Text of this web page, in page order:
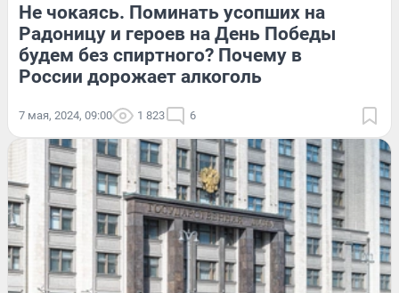
Не чокаясь. Поминать усопших на
Радоницу и героев на День Победы
будем без спиртного? Почему в
России дорожает алкоголь
7 мая, 2024, 09:00 1 823 6